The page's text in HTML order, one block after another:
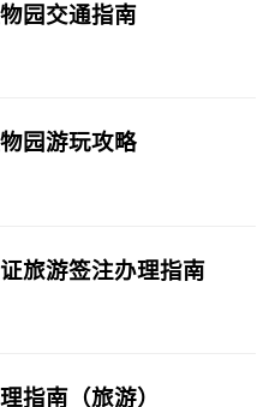
园交通指南
园游玩攻略
旅游签注办理指南
指南（旅游）